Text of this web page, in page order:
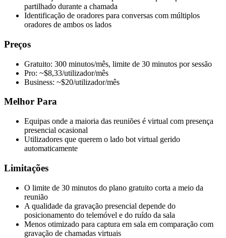
partilhado durante a chamada
Identificação de oradores para conversas com múltiplos
oradores de ambos os lados
Preços
Gratuito: 300 minutos/mês, limite de 30 minutos por sessão
Pro: ~$8,33/utilizador/mês
Business: ~$20/utilizador/mês
Melhor Para
Equipas onde a maioria das reuniões é virtual com presença
presencial ocasional
Utilizadores que querem o lado bot virtual gerido
automaticamente
Limitações
O limite de 30 minutos do plano gratuito corta a meio da
reunião
A qualidade da gravação presencial depende do
posicionamento do telemóvel e do ruído da sala
Menos otimizado para captura em sala em comparação com
gravação de chamadas virtuais